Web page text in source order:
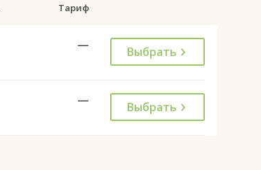
Тариф
— Выбрать
— Выбрать